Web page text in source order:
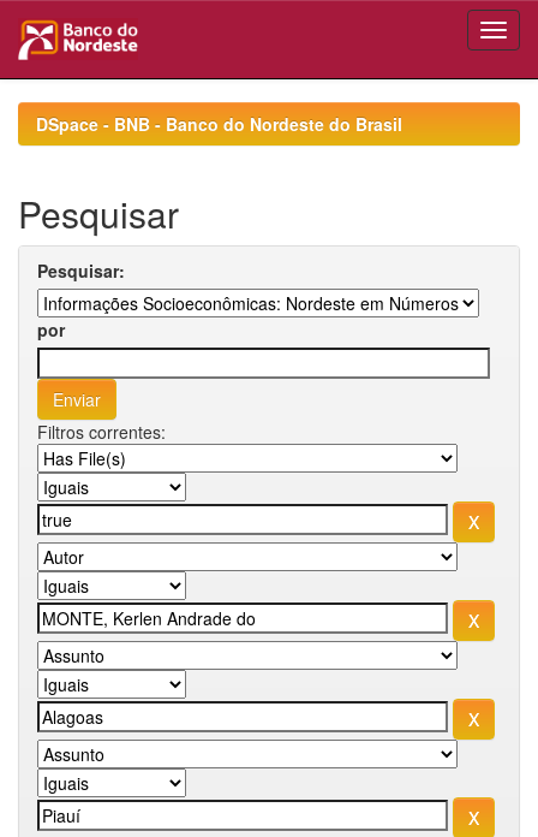
navigationDSpace - BNB - Banco do Nordeste do Brasil
Pesquisar
Pesquisar:
por
Filtros correntes: